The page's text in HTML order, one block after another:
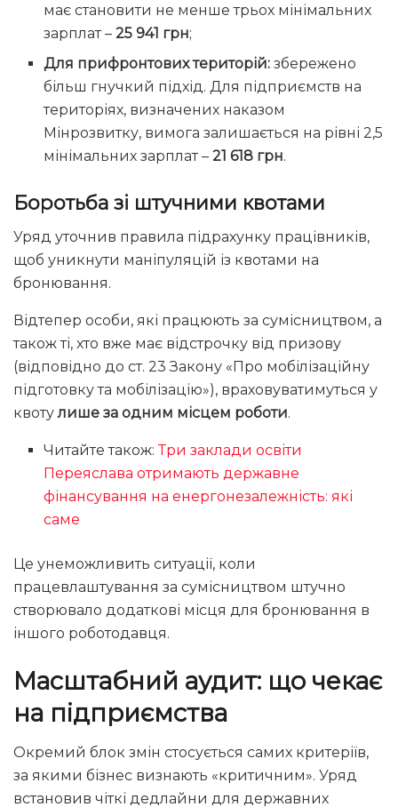
має становити не менше трьох мінімальних
зарплат –25 941 грн;
Для прифронтових територій: збережено
більш гнучкий підхід. Для підприємств на
територіях, визначених наказом
Мінрозвитку, вимога залишається на рівні 2,5
мінімальних зарплат –21 618 грн.
Боротьба зі штучними квотами
Уряд уточнив правила підрахунку працівників,
щоб уникнути маніпуляцій із квотами на
бронювання.
Відтепер особи, які працюють за сумісництвом, а
також ті, хто вже має відстрочку від призову
(відповідно до ст. 23 Закону «Про мобілізаційну
підготовку та мобілізацію»), враховуватимуться у
квотулише за одним місцем роботи.
Читайте також:Три заклади освіти
Переяслава отримають державне
фінансування на енергонезалежність: які
саме
Це унеможливить ситуації, коли
працевлаштування за сумісництвом штучно
створювало додаткові місця для бронювання в
іншого роботодавця.
Масштабний аудит: що чекає
на підприємства
Окремий блок змін стосується самих критеріїв,
за якими бізнес визнають «критичним». Уряд
встановив чіткі дедлайни для державних